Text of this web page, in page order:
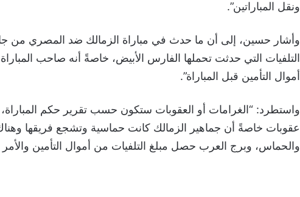
ونقل المباراتين”.
وأشار حسين، إلى أن ما حدث في مباراة الزمالك ضد المصري من
التلفيات التي حدثت تحملها الفارس الأبيض، خاصةً أنه صاحب
أموال التأمين قبل المباراة”.
واستطرد: “الغرامات أو العقوبات ستكون حسب تقرير حكم
عقوبات خاصةً أن جماهير الزمالك كانت حماسية وتشجع فريقها
والحماس، وبرج العرب حصل مبلغ التلفيات من أموال التأمين والأمر